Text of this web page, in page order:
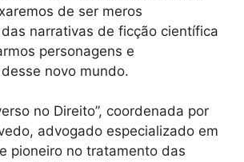
de ser meros
narrativas de ficção científica
personagens e
novo mundo.
no Direito”, coordenada por
advogado especializado em
pioneiro no tratamento das